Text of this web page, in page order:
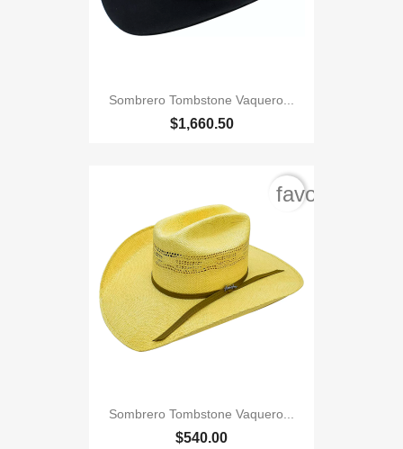
Sombrero Tombstone Vaquero...
$1,660.50
Sombrero Tombstone Vaquero...
$540.00